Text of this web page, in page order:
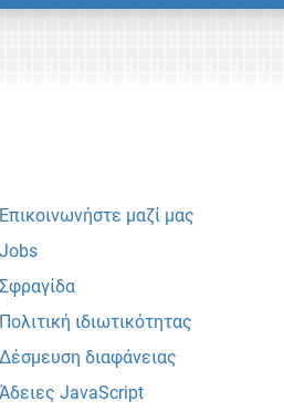
Επικοινωνήστε μαζί μας
Jobs
Σφραγίδα
Πολιτική ιδιωτικότητας
Δέσμευση διαφάνειας
Άδειες JavaScript